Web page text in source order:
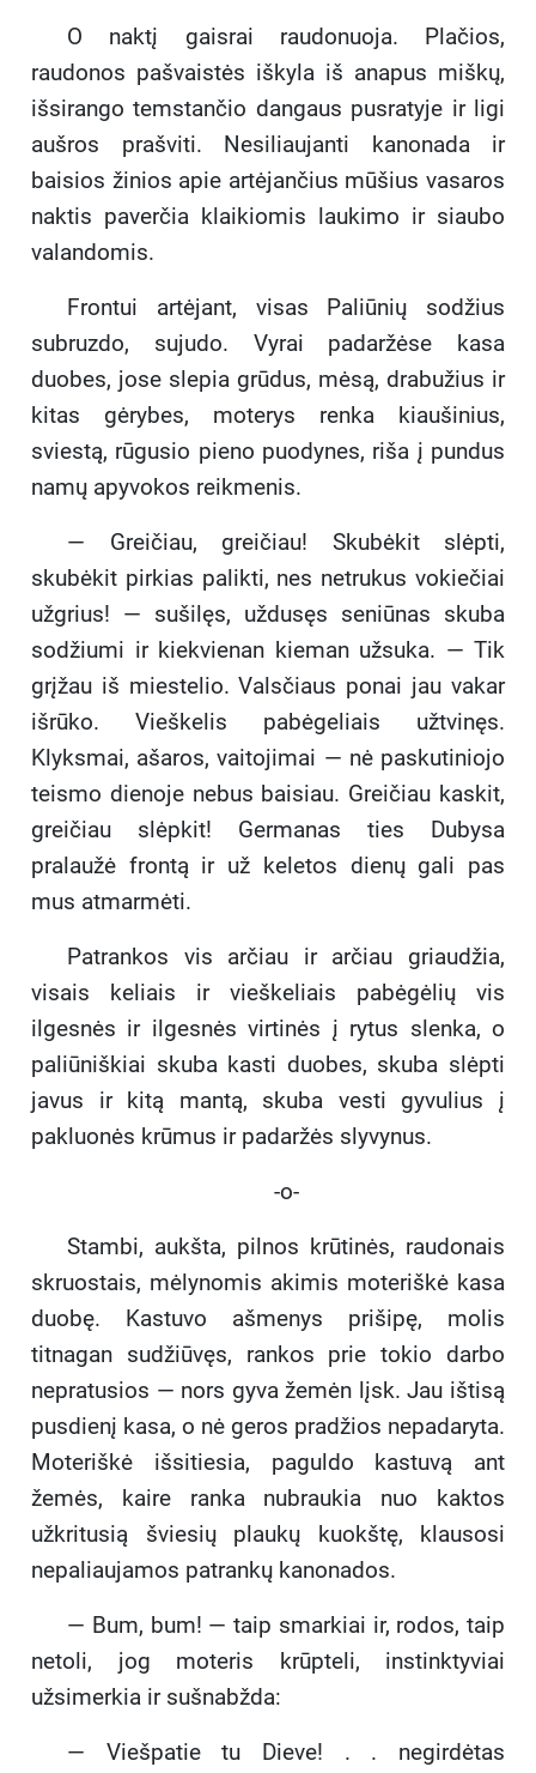
savanorių gretas ir kovoti už
Lietuvos laisvę, taip asmeninį
skausmą paversdami tautinio
atgimimo jėga.
Pagrindinės temos ir veikėjai
„Žemė vaitoja“ nagrinėja sudėtingas
temas, atskleisdama, kaip
Karo poveikis civiliams:
Romanas realistiškai parodo ne
mūšio lauką, o paprastų žmonių
kančias, badą, baimę ir
kasdienę kovą už išlikimą.
Moralinis pasirinkimas ir
išdavystė:
elgesio modeliai – nuo
prisitaikėliškumo ir išdavystės
orumo (Nikodemas) ir heroizmo
(Antanas, Medžionis).
Antanienės istorija – tai
sudėtinga studija apie moters
palūžimą ir kančią.
Tautinės savimonės gimimas:
Kūrinys puikiai iliustruoja, kaip
asmeninės ir bendros kančios
pažadina žmonėse ryžtą kovoti
ne tik už savo sodybą, bet ir už
Žmogaus ir žemės ryšys:
Pavadinimas „Žemė vaitoja“
simbolizuoja, kad kenčia ne tik
žmonės, bet ir jų gimtoji žemė,
kuri yra neatsiejama jų
tapatybės dalis.
Reikšmė
lietuvių literatūros kūrinys,
tautos istorijos laikotarpių. Tai gilus,
psichologiškai brandus pasakojimas
apie kančią, atleidimą ir vilties
gimimą. Knyga yra svarbus
paminklas kartai, kuri asmeninių
tragedijų fone sugebėjo pakilti į kovą
už nepriklausomą Lietuvą.
O naktį gaisrai raudonuoja. Plačios,
raudonos pašvaistės iškyla iš anapus miškų,
išsirango temstančio dangaus pusratyje ir ligi
aušros prašviti. Nesiliaujanti kanonada ir
baisios žinios apie artėjančius mūšius vasaros
naktis paverčia klaikiomis laukimo ir siaubo
valandomis.
Frontui artėjant, visas Paliūnių sodžius
subruzdo, sujudo. Vyrai padaržėse kasa
duobes, jose slepia grūdus, mėsą, drabužius ir
kitas gėrybes, moterys renka kiaušinius,
sviestą, rūgusio pieno puodynes, riša į pundus
namų apyvokos reikmenis.
— Greičiau, greičiau! Skubėkit slėpti,
skubėkit pirkias palikti, nes netrukus vokiečiai
užgrius! — sušilęs, uždusęs seniūnas skuba
sodžiumi ir kiekvienan kieman užsuka. — Tik
grįžau iš miestelio. Valsčiaus ponai jau vakar
išrūko. Vieškelis pabėgeliais užtvinęs.
Klyksmai, ašaros, vaitojimai — nė paskutiniojo
teismo dienoje nebus baisiau. Greičiau kaskit,
greičiau slėpkit! Germanas ties Dubysa
pralaužė frontą ir už keletos dienų gali pas
mus atmarmėti.
Patrankos vis arčiau ir arčiau griaudžia,
visais keliais ir vieškeliais pabėgėlių vis
ilgesnės ir ilgesnės virtinės į rytus slenka, o
paliūniškiai skuba kasti duobes, skuba slėpti
javus ir kitą mantą, skuba vesti gyvulius į
pakluonės krūmus ir padaržės slyvynus.
-o-
Stambi, aukšta, pilnos krūtinės, raudonais
skruostais, mėlynomis akimis moteriškė kasa
duobę. Kastuvo ašmenys prišipę, molis
titnagan sudžiūvęs, rankos prie tokio darbo
nepratusios — nors gyva žemėn lįsk. Jau ištisą
pusdienį kasa, o nė geros pradžios nepadaryta.
Moteriškė išsitiesia, paguldo kastuvą ant
žemės, kaire ranka nubraukia nuo kaktos
užkritusią šviesių plaukų kuokštę, klausosi
nepaliaujamos patrankų kanonados.
— Bum, bum! — taip smarkiai ir, rodos, taip
netoli, jog moteris krūpteli, instinktyviai
užsimerkia ir sušnabžda:
— Viešpatie tu Dieve! . . negirdėtas